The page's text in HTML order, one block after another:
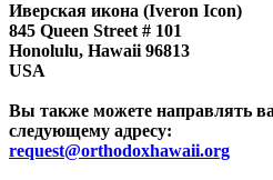
Иверская икона (Iveron Icon)
845 Queen Street # 101
Honolulu, Hawaii 96813
USA
Вы также можете направлять
следующему адресу:
request@orthodoxhawaii.org